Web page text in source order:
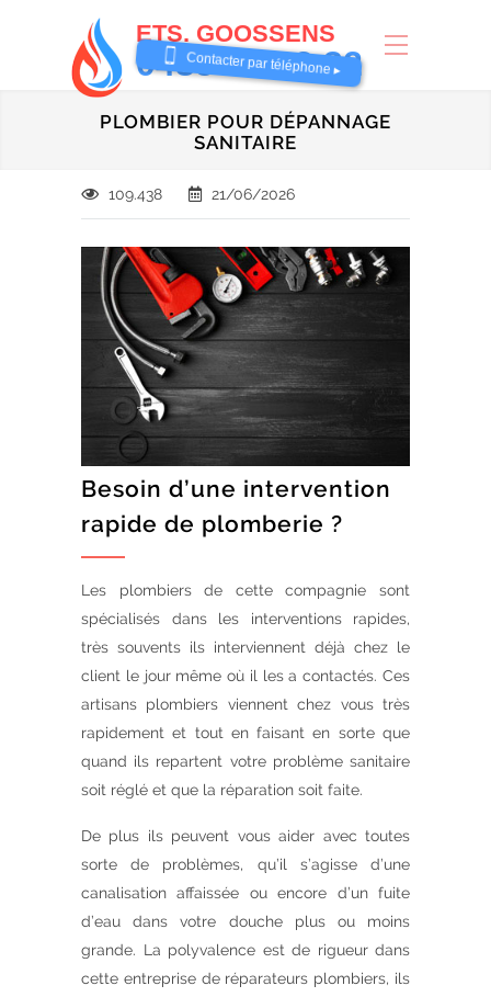
ETS. GOOSSENS
0485 58 62 32
Contacter par téléphone ▸
PLOMBIER POUR DÉPANNAGE
SANITAIRE
109.438 21/06/2026
Besoin d’une intervention
rapide de plomberie ?
Les plombiers de cette compagnie sont
spécialisés dans les interventions rapides,
très souvents ils interviennent déjà chez le
client le jour même où il les a contactés. Ces
artisans plombiers viennent chez vous très
rapidement et tout en faisant en sorte que
quand ils repartent votre problème sanitaire
soit réglé et que la réparation soit faite.
De plus ils peuvent vous aider avec toutes
sorte de problèmes, qu’il s’agisse d’une
canalisation affaissée ou encore d’un fuite
d’eau dans votre douche plus ou moins
grande. La polyvalence est de rigueur dans
cette entreprise de réparateurs plombiers, ils